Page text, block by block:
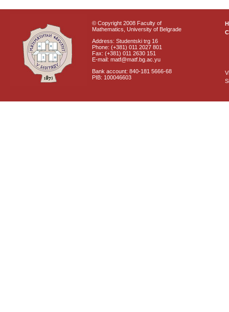
© Copyright 2008 Faculty of
Mathematics, University of Belgrade
Address: Studentski trg 16
Phone: (+381) 011 2027 801
Fax: (+381) 011 2630 151
E-mail: matf@matf.bg.ac.yu
Bank account: 840-181 5666-68
PIB: 100046603